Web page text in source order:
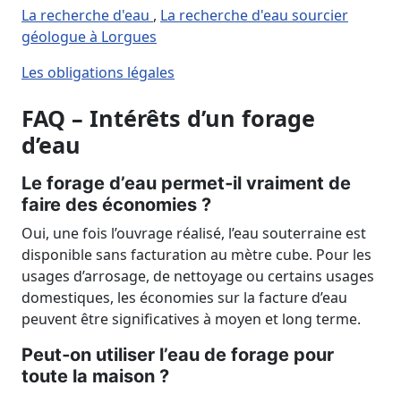
La recherche d'eau , La recherche d'eau sourcier
géologue à Lorgues
Les obligations légales
FAQ – Intérêts d’un forage
d’eau
Le forage d’eau permet‑il vraiment de
faire des économies ?
Oui, une fois l’ouvrage réalisé, l’eau souterraine est
disponible sans facturation au mètre cube. Pour les
usages d’arrosage, de nettoyage ou certains usages
domestiques, les économies sur la facture d’eau
peuvent être significatives à moyen et long terme.
Peut‑on utiliser l’eau de forage pour
toute la maison ?